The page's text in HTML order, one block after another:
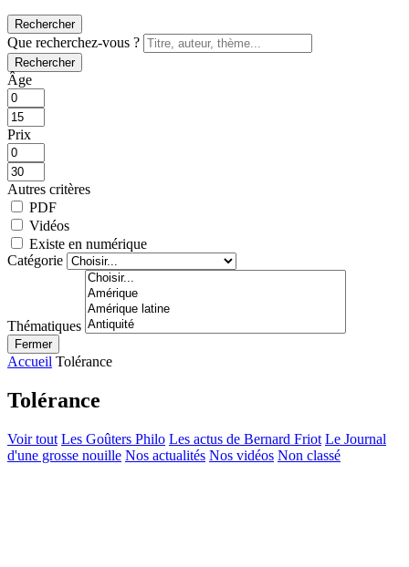
Rechercher
Que recherchez-vous ?
Rechercher
Âge
Prix
Autres critères
PDF
Vidéos
Existe en numérique
Catégorie
Thématiques
Fermer
Accueil Tolérance
Tolérance
Voir tout Les Goûters Philo Les actus de Bernard Friot Le Journal
d'une grosse nouille Nos actualités Nos vidéos Non classé